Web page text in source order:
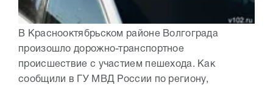
В Краснооктябрьском районе Волгограда
произошло дорожно-транспортное
происшествие с участием пешехода. Как
сообщили в ГУ МВД России по региону,